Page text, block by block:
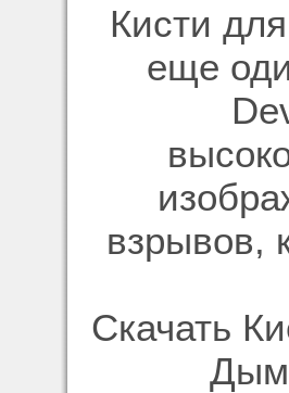
Кисти
еще
взрывов,
Скачать
Дым